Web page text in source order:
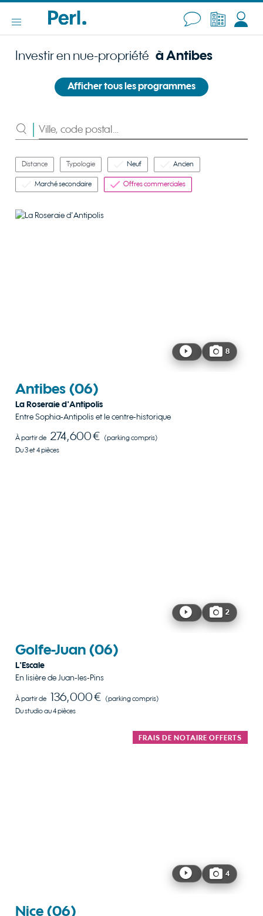
Investir en nue-propriété à Antibes
Afficher tous les programmes
Distance Typologie Neuf Ancien
Marché secondaire Offres commerciales
8
Antibes (06)
La Roseraie d'Antipolis
Entre Sophia-Antipolis et le centre-historique
À partir de 274,600 € (parking compris)
Du 3 et 4 pièces
2
Golfe-Juan (06)
L'Escale
En lisière de Juan-les-Pins
À partir de 136,000 € (parking compris)
Du studio au 4 pièces
FRAIS DE NOTAIRE OFFERTS
4
Nice (06)